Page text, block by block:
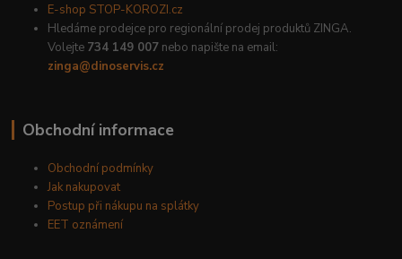
E-shop STOP-KOROZI.cz
Hledáme prodejce pro regionální prodej produktů ZINGA.
Volejte 734 149 007 nebo napište na email:
zinga@dinoservis.cz
Obchodní informace
Obchodní podmínky
Jak nakupovat
Postup při nákupu na splátky
EET oznámení